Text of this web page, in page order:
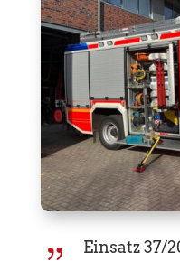
{ Einsatz 37/